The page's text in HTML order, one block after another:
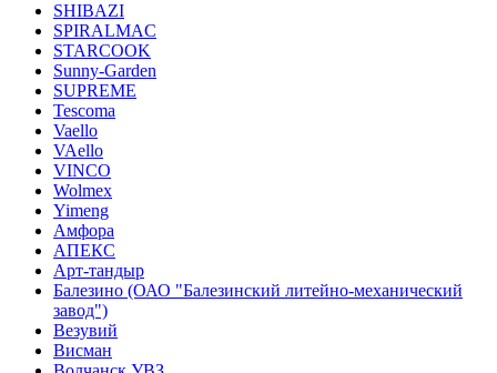
SHIBAZI
SPIRALMAC
STARCOOK
Sunny-Garden
SUPREME
Tescoma
Vaello
VAello
VINCO
Wolmex
Yimeng
Амфора
АПЕКС
Арт-тандыр
Балезино (ОАО "Балезинский литейно-механический
завод")
Везувий
Висман